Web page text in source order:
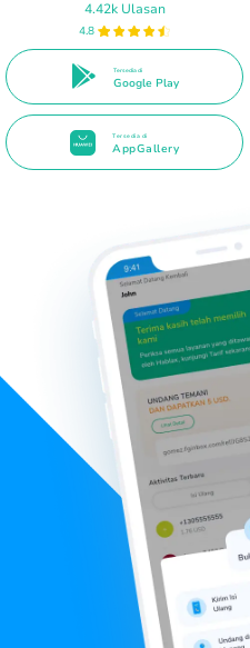
4.42k Ulasan
4.8
Tersedia di
Google Play
Tersedia di
AppGallery